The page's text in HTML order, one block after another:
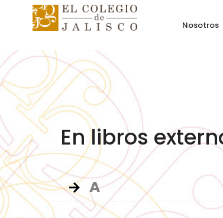
Nosotros
En libros
A